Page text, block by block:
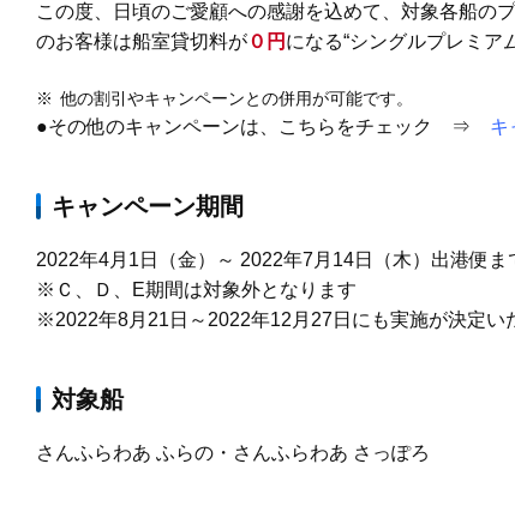
この度、日頃のご愛顧への感謝を込めて、対象各船の
のお客様は船室貸切料が０円 になる“シングルプレミア
※ 他の割引やキャンペーンとの併用が可能です。
●その他のキャンペーンは、こちらをチェック ⇒ キ
キャンペーン期間
2022年4月1日（金）～ 2022年7月14日（木）出港便ま
※Ｃ、Ｄ、E期間は対象外となります
※2022年8月21日～2022年12月27日にも実施が決定い
対象船
さんふらわあ ふらの・さんふらわあ さっぽろ